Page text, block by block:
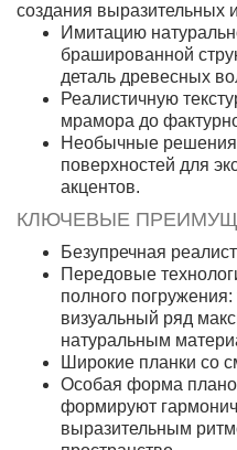
создания выразительных
Имитацию
брашированной
деталь древесных
Реалистичную
мрамора до
Необычные
поверхностей для
акцентов.
КЛЮЧЕВЫЕ
Безупречная
Передовые
полного
визуальный ряд
натуральным
Широкие планки со
Особая форма
формируют
выразительным